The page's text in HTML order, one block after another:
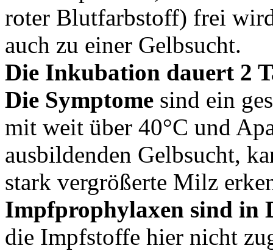
roter Blutfarbstoff) frei
auch zu einer Gelbsucht.
Die Inkubation dauert 2
Die Symptome sind ein
mit weit über 40°C und
ausbildenden Gelbsucht,
stark vergrößerte Milz
Impfprophylaxen sind in
die Impfstoffe hier nicht